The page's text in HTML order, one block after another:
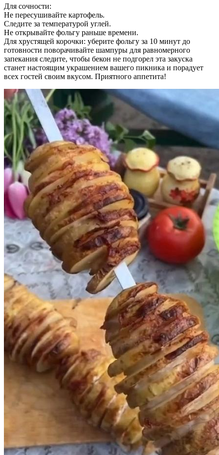
Для сочности:
Не пересушивайте картофель.
Следите за температурой углей.
Не открывайте фольгу раньше времени.
Для хрустящей корочки: уберите фольгу за 10 минут до
готовности поворачивайте шампуры для равномерного
запекания следите, чтобы бекон не подгорел эта закуска
станет настоящим украшением вашего пикника и порадует
всех гостей своим вкусом. Приятного аппетита!